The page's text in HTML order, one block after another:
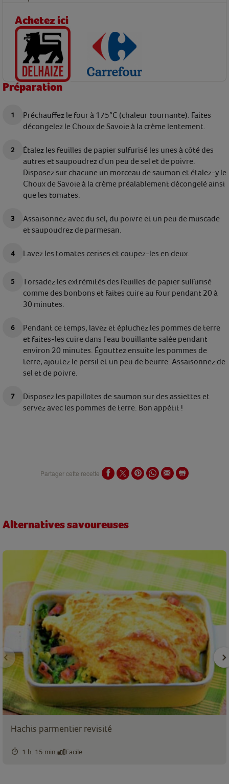
Achetez ici
Préparation
Préchauffez le four à 175°C (chaleur tournante). Faites
décongelez le Choux de Savoie à la crème lentement.
Étalez les feuilles de papier sulfurisé les unes à côté des
autres et saupoudrez d'un peu de sel et de poivre.
Disposez sur chacune un morceau de saumon et étalez-y le
Choux de Savoie à la crème préalablement décongelé ainsi
que les tomates.
Assaisonnez avec du sel, du poivre et un peu de muscade
et saupoudrez de parmesan.
Lavez les tomates cerises et coupez-les en deux.
Torsadez les extrémités des feuilles de papier sulfurisé
comme des bonbons et faites cuire au four pendant 20 à
30 minutes.
Pendant ce temps, lavez et épluchez les pommes de terre
et faites-les cuire dans l'eau bouillante salée pendant
environ 20 minutes. Égouttez ensuite les pommes de
terre, ajoutez le persil et un peu de beurre. Assaisonnez de
sel et de poivre.
Disposez les papillotes de saumon sur des assiettes et
servez avec les pommes de terre. Bon appétit !
Partager cette recette
Alternatives savoureuses
Hachis parmentier revisité
1 h. 15 min. Facile